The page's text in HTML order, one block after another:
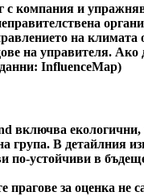
с компания и
на
на управителя.
InfluenceMap)
включва
група. В детайлния
по-устойчиви в
прагове за оценка